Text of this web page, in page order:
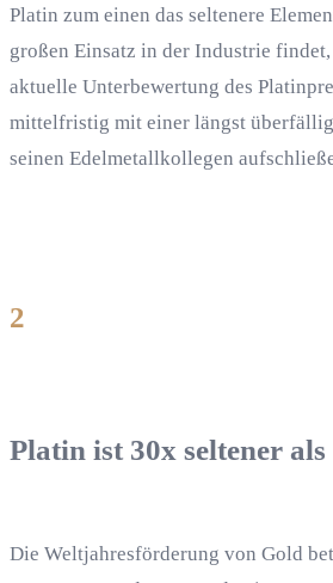
Platin zum einen das seltenere
großen Einsatz in der Industrie
aktuelle Unterbewertung des
mittelfristig mit einer längst
seinen Edelmetallkollegen
2
Platin ist 30x seltener
Die Weltjahresförderung von Gold